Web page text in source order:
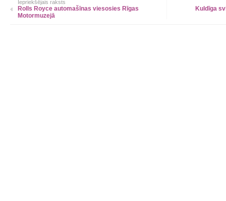
Iepriekšējais raksts
Rolls Royce automašīnas viesosies Rīgas
Motormuzejā
Kuldīga